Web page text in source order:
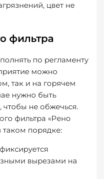
цвет не
фильтра
по регламенту
можно
так и на горячем
нужно быть
не обжечься.
фильтра «Рено
таком порядке:
вырезами на